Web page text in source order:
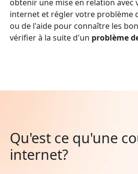
obtenir une mise en relation
internet et régler votre problème
ou de l'aide pour connaître les
vérifier à la suite d'un problème
Qu'est ce qu'une
internet?